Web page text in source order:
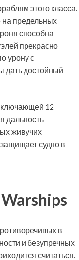
этого класса.
на предельных
способна
прекрасно
урону с
дать достойный
12
дальность
живучих
судно в
в
и безупречных
считаться.